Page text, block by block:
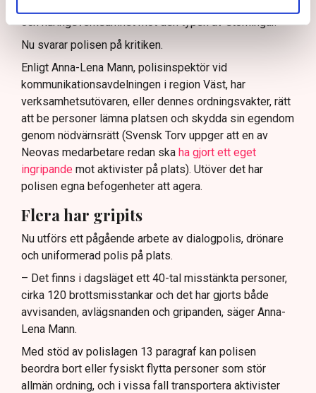
och näringsverksamhet mot den typen av störningar.
Nu svarar polisen på kritiken.
Enligt Anna-Lena Mann, polisinspektör vid
kommunikationsavdelningen i region Väst, har
verksamhetsutövaren, eller dennes ordningsvakter, rätt
att be personer lämna platsen och skydda sin egendom
genom nödvärnsrätt (Svensk Torv uppger att en av
Neovas medarbetare redan ska ha gjort ett eget
ingripande mot aktivister på plats). Utöver det har
polisen egna befogenheter att agera.
Flera har gripits
Nu utförs ett pågående arbete av dialogpolis, drönare
och uniformerad polis på plats.
– Det finns i dagsläget ett 40-tal misstänkta personer,
cirka 120 brottsmisstankar och det har gjorts både
avvisanden, avlägsnanden och gripanden, säger Anna-
Lena Mann.
Med stöd av polislagen 13 paragraf kan polisen
beordra bort eller fysiskt flytta personer som stör
allmän ordning, och i vissa fall transportera aktivister